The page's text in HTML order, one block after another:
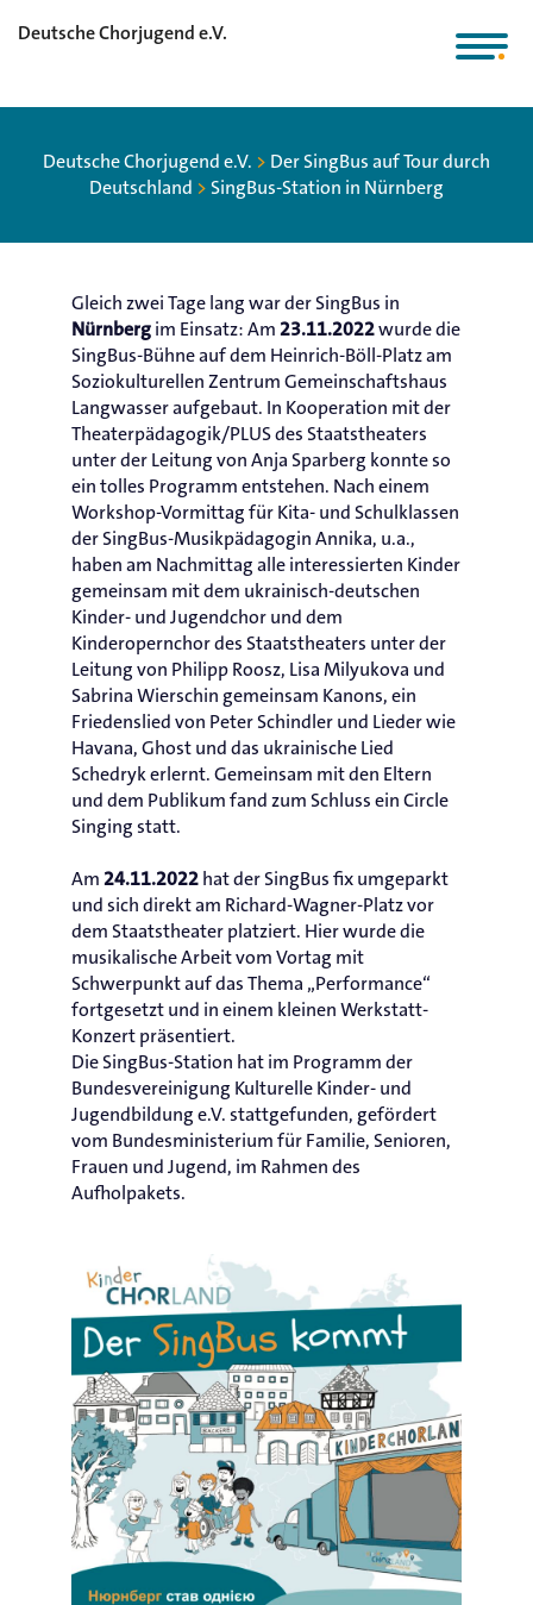
Deutsche Chorjugend e.V.
Deutsche Chorjugend e.V. > Der SingBus auf Tour durch
Deutschland > SingBus-Station in Nürnberg
Gleich zwei Tage lang war der SingBus in
Nürnberg im Einsatz: Am 23.11.2022wurde die
SingBus-Bühne auf dem Heinrich-Böll-Platz am
Soziokulturellen Zentrum Gemeinschaftshaus
Langwasser aufgebaut. In Kooperation mit der
Theaterpädagogik/PLUS des Staatstheaters
unter der Leitung von Anja Sparberg konnte so
ein tolles Programm entstehen. Nach einem
Workshop-Vormittag für Kita- und Schulklassen
der SingBus-Musikpädagogin Annika, u.a.,
haben am Nachmittag alle interessierten Kinder
gemeinsam mit dem ukrainisch-deutschen
Kinder- und Jugendchor und dem
Kinderopernchor des Staatstheaters unter der
Leitung von Philipp Roosz, Lisa Milyukova und
Sabrina Wierschin gemeinsam Kanons, ein
Friedenslied von Peter Schindler und Lieder wie
Havana, Ghost und das ukrainische Lied
Schedryk erlernt. Gemeinsam mit den Eltern
und dem Publikum fand zum Schluss ein Circle
Singing statt.
Am 24.11.2022 hat der SingBus fix umgeparkt
und sich direkt am Richard-Wagner-Platz vor
dem Staatstheater platziert. Hier wurde die
musikalische Arbeit vom Vortag mit
Schwerpunkt auf das Thema „Performance“
fortgesetzt und in einem kleinen Werkstatt-
Konzert präsentiert.
Die SingBus-Station hat im Programm der
Bundesvereinigung Kulturelle Kinder- und
Jugendbildung e.V. stattgefunden, gefördert
vom Bundesministerium für Familie, Senioren,
Frauen und Jugend, im Rahmen des
Aufholpakets.